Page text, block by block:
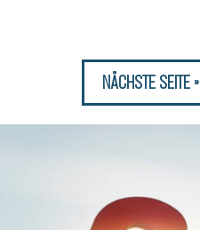
NÄCHSTE SEITE »